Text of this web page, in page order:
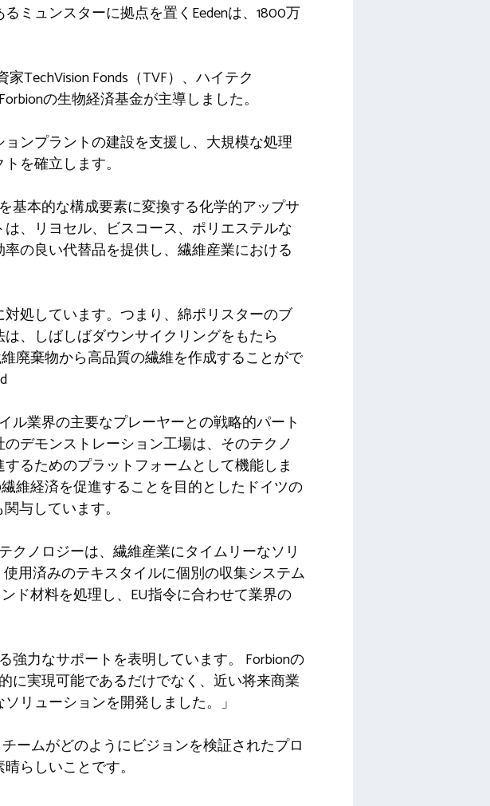
ミュンスターに拠点を置くEedenは、1800万
TechVision Fonds（TVF）、ハイテク
の生物経済基金が主導しました。
ンプラントの建設を支援し、大規模な処理
を確立します。
基本的な構成要素に変換する化学的アップサ
、リヨセル、ビスコース、ポリエステルな
の良い代替品を提供し、繊維産業における
処しています。つまり、綿ポリスターのブ
、しばしばダウンサイクリングをもたら
廃棄物から高品質の繊維を作成することがで
ル業界の主要なプレーヤーとの戦略的パート
デモンストレーション工場は、そのテクノ
るためのプラットフォームとして機能しま
維経済を促進することを目的としたドイツの
与しています。
クノロジーは、繊維産業にタイムリーなソリ
用済みのテキスタイルに個別の収集システム
ド材料を処理し、EU指令に合わせて業界の
強力なサポートを表明しています。 Forbionの
に実現可能であるだけでなく、近い将来商業
リューションを開発しました。」
ームがどのようにビジョンを検証されたプロ
らしいことです。